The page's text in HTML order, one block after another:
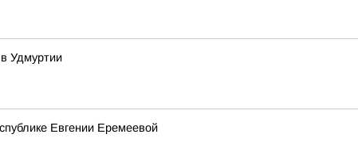
Удмуртии
Евгении Еремеевой